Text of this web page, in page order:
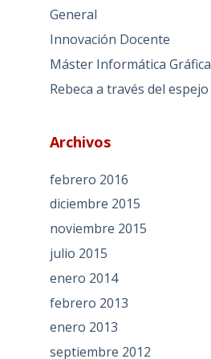
General
Innovación Docente
Máster Informática Gráfica
Rebeca a través del espejo
Archivos
febrero 2016
diciembre 2015
noviembre 2015
julio 2015
enero 2014
febrero 2013
enero 2013
septiembre 2012